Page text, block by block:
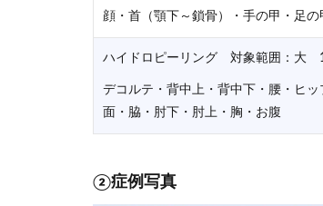
顔・首（顎下～鎖骨）・手の甲・足
ハイドロピーリング 対象範囲：大
デコルテ・背中上・背中下・腰・ヒ
面・脇・肘下・肘上・胸・お腹
②症例写真